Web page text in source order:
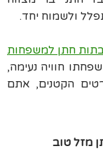
ולשמוח יחד.
חתן למשפחות
חוויה נעימה,
הקטנים, אתם
מזל טוב